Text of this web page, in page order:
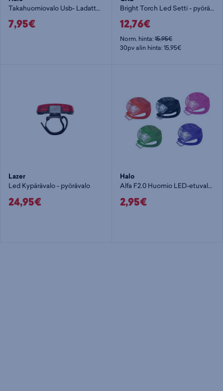
Takahuomiovalo Usb- Ladattava 10Lm - pyörävalo
7,95€
Bright Torch Led Setti - pyörävalo
12,76€
Norm. hinta:15,95€
30pv alin hinta: 15,95€
Lazer
Led Kypärävalo - pyörävalo
24,95€
Halo
Alfa F2.0 Huomio LED-etuvalo - pyörävalo
2,95€